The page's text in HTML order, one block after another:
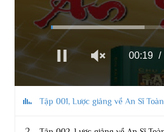
00:21
Tập 001, Lược giảng về An Sĩ